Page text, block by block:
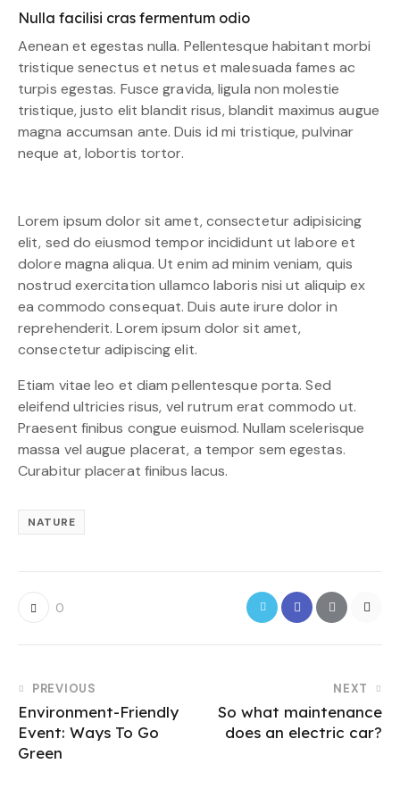
Nulla facilisi cras fermentum odio
Aenean et egestas nulla. Pellentesque habitant morbi
tristique senectus et netus et malesuada fames ac
turpis egestas. Fusce gravida, ligula non molestie
tristique, justo elit blandit risus, blandit maximus augue
magna accumsan ante. Duis id mi tristique, pulvinar
neque at, lobortis tortor.
Lorem ipsum dolor sit amet, consectetur adipisicing
elit, sed do eiusmod tempor incididunt ut labore et
dolore magna aliqua. Ut enim ad minim veniam, quis
nostrud exercitation ullamco laboris nisi ut aliquip ex
ea commodo consequat. Duis aute irure dolor in
reprehenderit. Lorem ipsum dolor sit amet,
consectetur adipiscing elit.
Etiam vitae leo et diam pellentesque porta. Sed
eleifend ultricies risus, vel rutrum erat commodo ut.
Praesent finibus congue euismod. Nullam scelerisque
massa vel augue placerat, a tempor sem egestas.
Curabitur placerat finibus lacus.
NATURE
0
PREVIOUS
Environment-Friendly
Event: Ways To Go
Green
NEXT
So what maintenance
does an electric car?